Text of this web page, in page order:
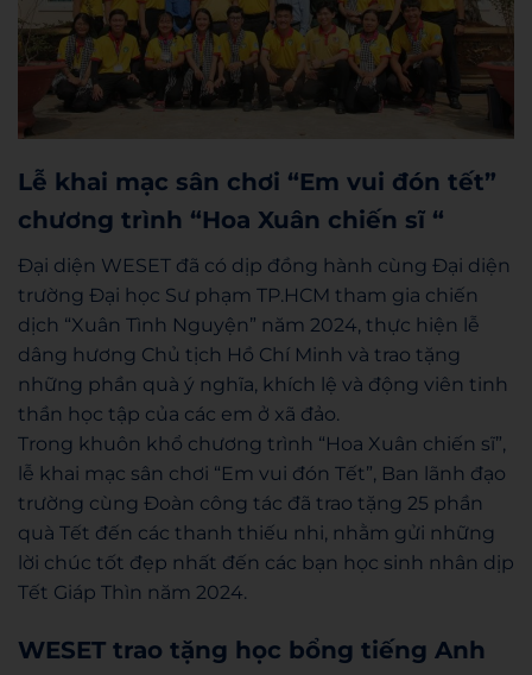
Lễ khai mạc sân chơi “Em vui đón tết”
chương trình “Hoa Xuân chiến sĩ “
Đại diện WESET đã có dịp đồng hành cùng Đại diện
trường Đại học Sư phạm TP.HCM tham gia chiến
dịch “Xuân Tình Nguyện” năm 2024, thực hiện lễ
dâng hương Chủ tịch Hồ Chí Minh và trao tặng
những phần quà ý nghĩa, khích lệ và động viên tinh
thần học tập của các em ở xã đảo.
Trong khuôn khổ chương trình “Hoa Xuân chiến sĩ”,
lễ khai mạc sân chơi “Em vui đón Tết”, Ban lãnh đạo
trường cùng Đoàn công tác đã trao tặng 25 phần
quà Tết đến các thanh thiếu nhi, nhằm gửi những
lời chúc tốt đẹp nhất đến các bạn học sinh nhân dịp
Tết Giáp Thìn năm 2024.
WESET trao tặng học bổng tiếng Anh